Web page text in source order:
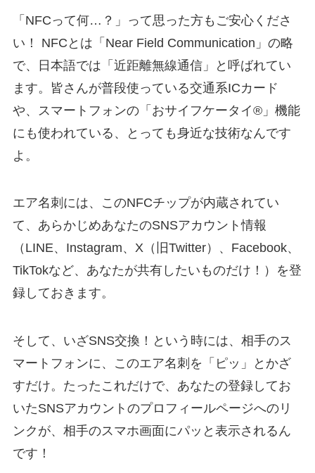
「NFCって何…？」って思った方もご安心くださ
い！ NFCとは「Near Field Communication」の略
で、日本語では「近距離無線通信」と呼ばれてい
ます。皆さんが普段使っている交通系ICカード
や、スマートフォンの「おサイフケータイ®」機能
にも使われている、とっても身近な技術なんです
よ。
エア名刺には、このNFCチップが内蔵されてい
て、あらかじめあなたのSNSアカウント情報
（LINE、Instagram、X（旧Twitter）、Facebook、
TikTokなど、あなたが共有したいものだけ！）を登
録しておきます。
そして、いざSNS交換！という時には、相手のス
マートフォンに、このエア名刺を「ピッ」とかざ
すだけ。たったこれだけで、あなたの登録してお
いたSNSアカウントのプロフィールページへのリ
ンクが、相手のスマホ画面にパッと表示されるん
です！